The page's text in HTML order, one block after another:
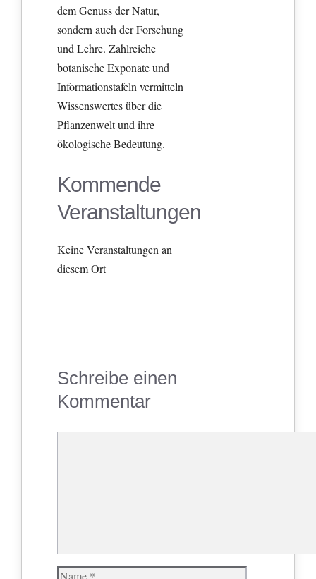
dem Genuss der Natur,
sondern auch der Forschung
und Lehre. Zahlreiche
botanische Exponate und
Informationstafeln vermitteln
Wissenswertes über die
Pflanzenwelt und ihre
ökologische Bedeutung.
Kommende
Veranstaltungen
Keine Veranstaltungen an
diesem Ort
Schreibe einen
Kommentar
Name